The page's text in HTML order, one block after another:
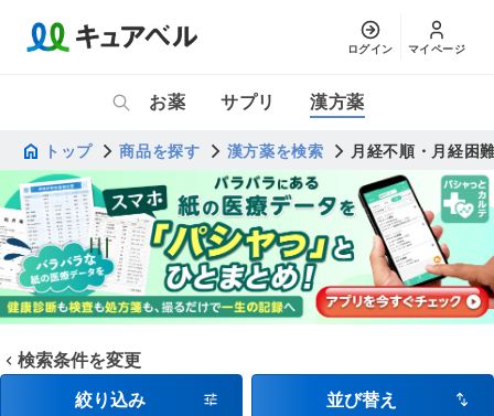
ログイン マイページ
お薬 サプリ 漢方薬
トップ 商品を探す 漢方薬を検索 月経不順・月経困
検索条件を変更
絞り込み
並び替え